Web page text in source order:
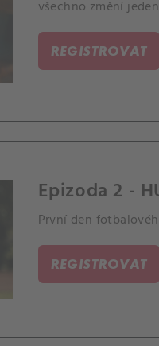
všechno změní
REGISTROVAT
Epizoda 2 -
První den
REGISTROVAT